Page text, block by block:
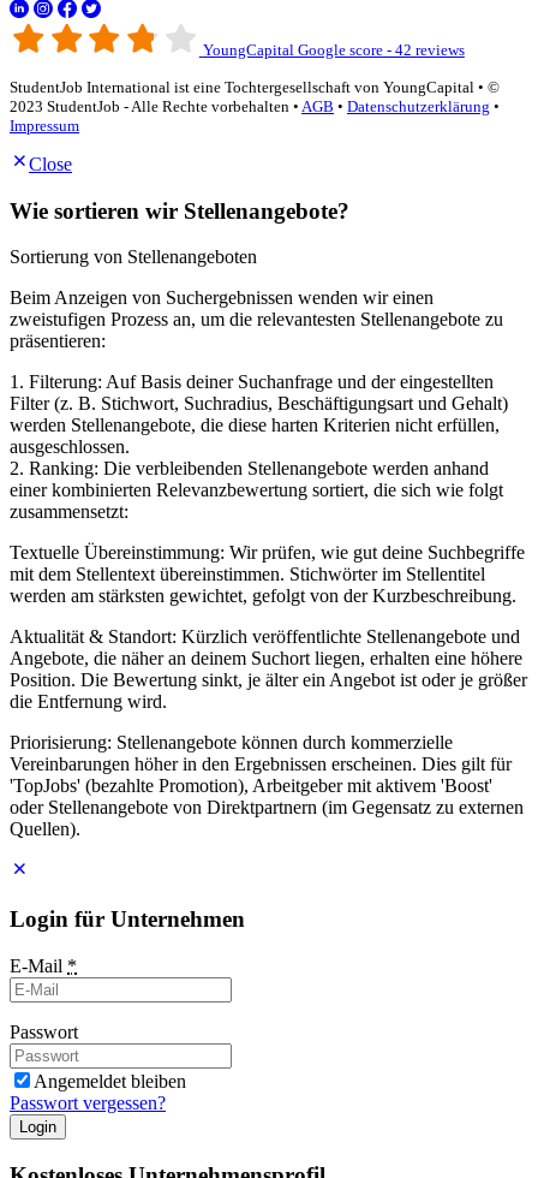
YoungCapital Google score - 42 reviews
StudentJob International ist eine Tochtergesellschaft von YoungCapital • ©
2023 StudentJob - Alle Rechte vorbehalten • AGB • Datenschutzerklärung •
Impressum
Close
Wie sortieren wir Stellenangebote?
Sortierung von Stellenangeboten
Beim Anzeigen von Suchergebnissen wenden wir einen
zweistufigen Prozess an, um die relevantesten Stellenangebote zu
präsentieren:
1. Filterung: Auf Basis deiner Suchanfrage und der eingestellten
Filter (z. B. Stichwort, Suchradius, Beschäftigungsart und Gehalt)
werden Stellenangebote, die diese harten Kriterien nicht erfüllen,
ausgeschlossen.
2. Ranking: Die verbleibenden Stellenangebote werden anhand
einer kombinierten Relevanzbewertung sortiert, die sich wie folgt
zusammensetzt:
Textuelle Übereinstimmung: Wir prüfen, wie gut deine Suchbegriffe
mit dem Stellentext übereinstimmen. Stichwörter im Stellentitel
werden am stärksten gewichtet, gefolgt von der Kurzbeschreibung.
Aktualität & Standort: Kürzlich veröffentlichte Stellenangebote und
Angebote, die näher an deinem Suchort liegen, erhalten eine höhere
Position. Die Bewertung sinkt, je älter ein Angebot ist oder je größer
die Entfernung wird.
Priorisierung: Stellenangebote können durch kommerzielle
Vereinbarungen höher in den Ergebnissen erscheinen. Dies gilt für
'TopJobs' (bezahlte Promotion), Arbeitgeber mit aktivem 'Boost'
oder Stellenangebote von Direktpartnern (im Gegensatz zu externen
Quellen).
Login für Unternehmen
E-Mail *
Passwort
Angemeldet bleiben
Passwort vergessen?
Login